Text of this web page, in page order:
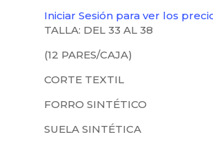
Iniciar Sesión para ver los
TALLA: DEL 33 AL 38
(12 PARES/CAJA)
CORTE TEXTIL
FORRO SINTÉTICO
SUELA SINTÉTICA